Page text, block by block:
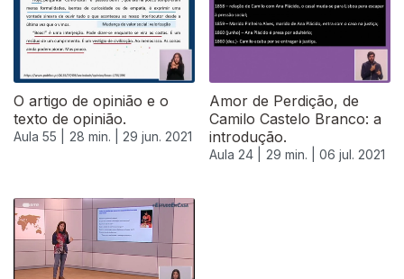
O artigo de opinião e o
texto de opinião.
Aula 55 | 28 min. | 29 jun. 2021
Amor de Perdição, de
Camilo Castelo Branco: a
introdução.
Aula 24 | 29 min. | 06 jul. 2021
556114